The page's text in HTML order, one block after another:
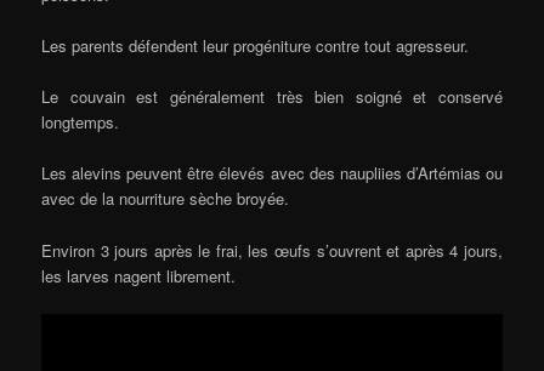
Les parents défendent leur progéniture contre tout agresseur.
Le couvain est généralement très bien soigné et conservé
longtemps.
Les alevins peuvent être élevés avec des naupliies d’Artémias ou
avec de la nourriture sèche broyée.
Environ 3 jours après le frai, les œufs s’ouvrent et après 4 jours,
les larves nagent librement.